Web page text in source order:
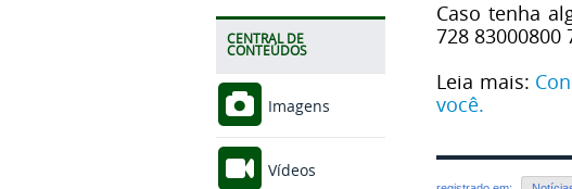
CENTRAL DE
CONTEÚDOS
Imagens
Vídeos
Caso tenha
728 83000800
Leia mais:
você.